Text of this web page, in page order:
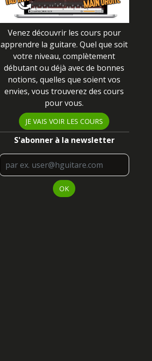
Venez découvrir les cours pour
apprendre la guitare. Quel que soit
votre niveau, complètement
débutant ou déjà avec de bonnes
notions, quelles que soient vos
envies, vous trouverez des cours
pour vous.
JE VAIS VOIR LES COURS
S'abonner à la newsletter
OK